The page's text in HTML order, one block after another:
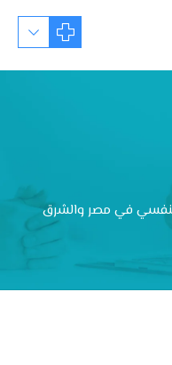
النفسي في مصر والشرق